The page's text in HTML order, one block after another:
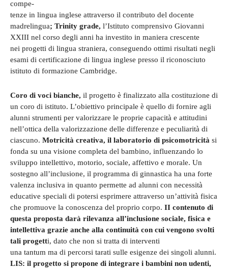
compe-
tenze in lingua inglese attraverso il contributo del docente
madrelingua; Trinity grade, l’Istituto comprensivo Giovanni
XXIII nel corso degli anni ha investito in maniera crescente
nei progetti di lingua straniera, conseguendo ottimi risultati negli
esami di certificazione di lingua inglese presso il riconosciuto
istituto di formazione Cambridge.
Coro di voci bianche, il progetto è finalizzato alla costituzione di
un coro di istituto. L’obiettivo principale è quello di fornire agli
alunni strumenti per valorizzare le proprie capacità e attitudini
nell’ottica della valorizzazione delle differenze e peculiarità di
ciascuno. Motricità creativa, il laboratorio di psicomotricità si
fonda su una visione completa del bambino, influenzando lo
sviluppo intellettivo, motorio, sociale, affettivo e morale. Un
sostegno all’inclusione, il programma di ginnastica ha una forte
valenza inclusiva in quanto permette ad alunni con necessità
educative speciali di potersi esprimere attraverso un’attività fisica
che promuove la conoscenza del proprio corpo. II contenuto di
questa proposta darà rilevanza all’inclusione sociale, fisica e
intellettiva grazie anche alla continuità con cui vengono svolti
tali progetti, dato che non si tratta di interventi
una tantum ma di percorsi tarati sulle esigenze dei singoli alunni.
LIS: il progetto si propone di integrare i bambini non udenti,